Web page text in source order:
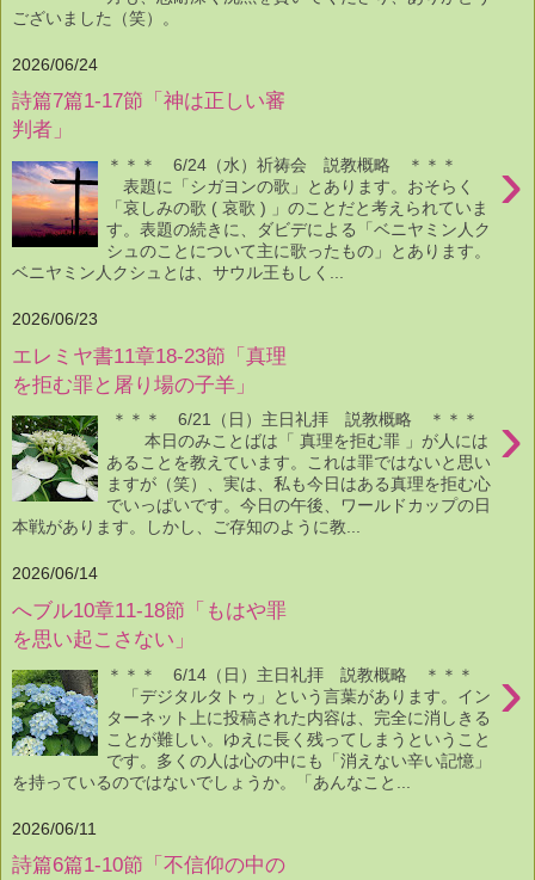
ございました（笑）。
2026/06/24
詩篇7篇1-17節「神は正しい審
判者」
›
＊＊＊ 6/24（水）祈祷会 説教概略 ＊＊＊
表題に「シガヨンの歌」とあります。おそらく
「哀しみの歌 ( 哀歌 ) 」のことだと考えられていま
す。表題の続きに、ダビデによる「ベニヤミン人ク
シュのことについて主に歌ったもの」とあります。
ベニヤミン人クシュとは、サウル王もしく...
2026/06/23
エレミヤ書11章18-23節「真理
を拒む罪と屠り場の子羊」
›
＊＊＊ 6/21（日）主日礼拝 説教概略 ＊＊＊
本日のみことばは「 真理を拒む罪 」が人には
あることを教えています。これは罪ではないと思い
ますが（笑）、実は、私も今日はある真理を拒む心
でいっぱいです。今日の午後、ワールドカップの日
本戦があります。しかし、ご存知のように教...
2026/06/14
へブル10章11-18節「もはや罪
を思い起こさない」
›
＊＊＊ 6/14（日）主日礼拝 説教概略 ＊＊＊
「デジタルタトゥ」という言葉があります。イン
ターネット上に投稿された内容は、完全に消しきる
ことが難しい。ゆえに長く残ってしまうということ
です。多くの人は心の中にも「消えない辛い記憶」
を持っているのではないでしょうか。「あんなこと...
2026/06/11
詩篇6篇1-10節「不信仰の中の